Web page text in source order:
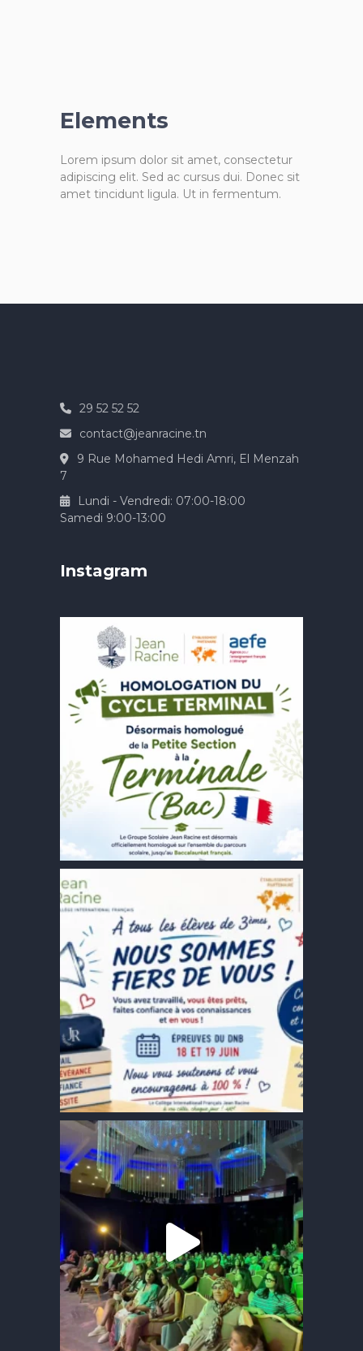
Elements
Lorem ipsum dolor sit amet, consectetur
adipiscing elit. Sed ac cursus dui. Donec sit
amet tincidunt ligula. Ut in fermentum.
29 52 52 52
contact@jeanracine.tn
9 Rue Mohamed Hedi Amri, El Menzah
7
Lundi - Vendredi: 07:00-18:00
Samedi 9:00-13:00
Instagram